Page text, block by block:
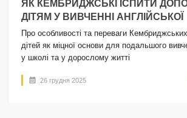
ЯК КЕМБРИДЖСЬКІ ІСПИТИ
ДІТЯМ У ВИВЧЕННІ АНГЛІЙСЬКОЇ
Про особливості та переваги
дітей як міцної основи для подальшого
у школі та у дорослому житті
26 грудня 2025